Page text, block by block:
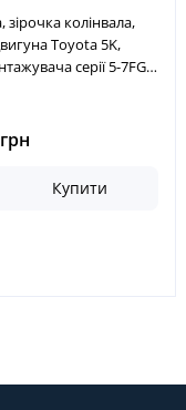
зірочка колінвала,
Toyota 5K,
серії 5-7FG,
Купити